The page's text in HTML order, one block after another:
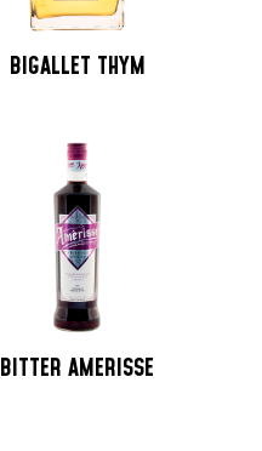
BIGALLET THYM
BITTER AMERISSE